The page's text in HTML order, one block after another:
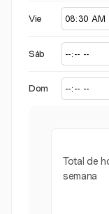
Vie
Sáb
Dom
Total de
semana